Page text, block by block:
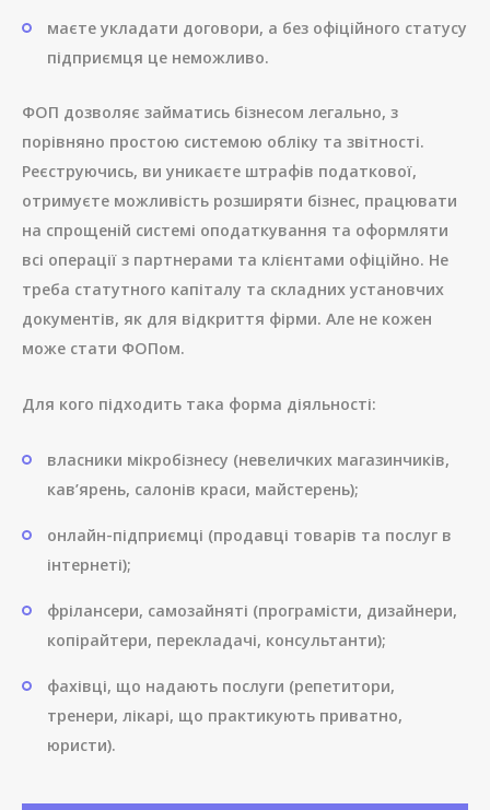
маєте укладати договори, а без офіційного статусу
підприємця це неможливо.
ФОП дозволяє займатись бізнесом легально, з
порівняно простою системою обліку та звітності.
Реєструючись, ви уникаєте штрафів податкової,
отримуєте можливість розширяти бізнес, працювати
на спрощеній системі оподаткування та оформляти
всі операції з партнерами та клієнтами офіційно. Не
треба статутного капіталу та складних установчих
документів, як для відкриття фірми. Але не кожен
може стати ФОПом.
Для кого підходить така форма діяльності:
власники мікробізнесу (невеличких магазинчиків,
кав’ярень, салонів краси, майстерень);
онлайн-підприємці (продавці товарів та послуг в
інтернеті);
фрілансери, самозайняті (програмісти, дизайнери,
копірайтери, перекладачі, консультанти);
фахівці, що надають послуги (репетитори,
тренери, лікарі, що практикують приватно,
юристи).